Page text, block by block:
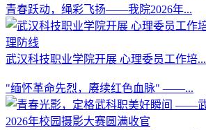
青春跃动，绳彩飞扬——我院2026年...
武汉科技职业学院开展 心理委员工作培...
"缅怀革命先烈，赓续红色血脉" ——...